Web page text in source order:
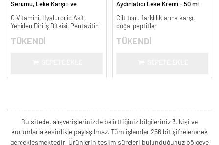
Serumu, Leke Karşıtı ve
C Vitamini, Hyaluronic Asit,
Yeniden Diriliş Bitkisi, Pentavitin
TÜKENDİ
Aydınlatıcı Leke Kremi - 50 ml.
Cilt tonu farklılıklarına karşı,
doğal peptitler
TÜKENDİ
Bu sitede, alışverişlerinizde belirttiğiniz bilgileriniz 3. kişi ve
kurumlarla kesinlikle paylaşılmaz. Tüm işlemler 256 bit şifrelenerek
gerçekleşmektedir. Ürünlerin teslim süreleri bulunduğunuz bölgeye